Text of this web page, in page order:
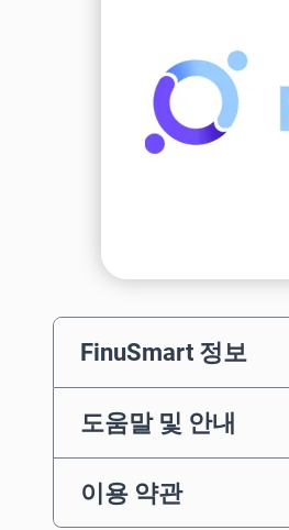
FinuSmart 정보
도움말 및 안내
이용 약관